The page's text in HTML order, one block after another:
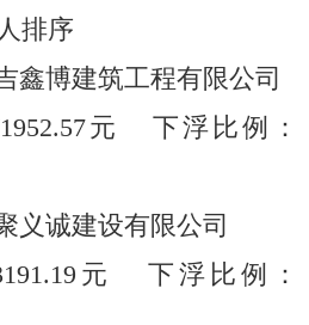
排序
鑫博建筑工程有限公司
元
下浮比例：
义诚建设有限公司
元
下浮比例：